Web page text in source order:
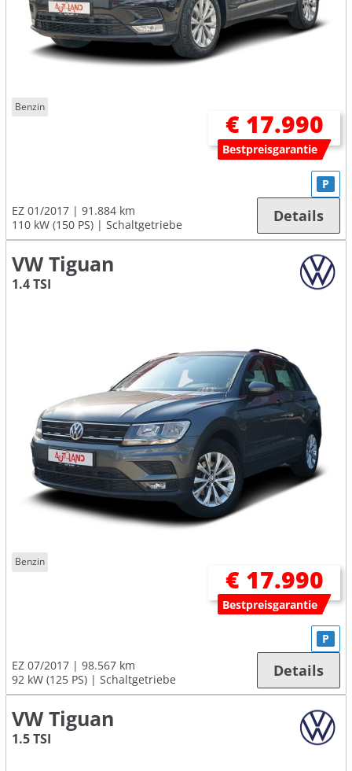
Benzin
€ 17.990
Bestpreisgarantie
EZ 01/2017
91.884 km
110 kW (150 PS)
Schaltgetriebe
P
Details
VW Tiguan
1.4 TSI
Benzin
€ 17.990
Bestpreisgarantie
EZ 07/2017
98.567 km
92 kW (125 PS)
Schaltgetriebe
P
Details
VW Tiguan
1.5 TSI